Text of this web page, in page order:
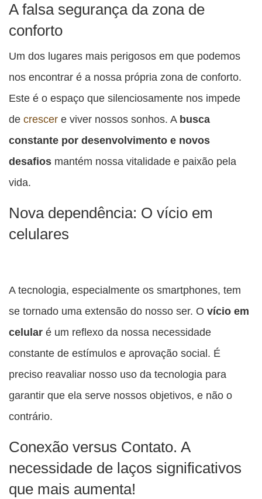
A falsa segurança da zona de
conforto
Um dos lugares mais perigosos em que podemos
nos encontrar é a nossa própria zona de conforto.
Este é o espaço que silenciosamente nos impede
de crescer e viver nossos sonhos. A busca
constante por desenvolvimento e novos
desafios mantém nossa vitalidade e paixão pela
vida.
Nova dependência: O vício em
celulares
A tecnologia, especialmente os smartphones, tem
se tornado uma extensão do nosso ser. O vício em
celular é um reflexo da nossa necessidade
constante de estímulos e aprovação social. É
preciso reavaliar nosso uso da tecnologia para
garantir que ela serve nossos objetivos, e não o
contrário.
Conexão versus Contato. A
necessidade de laços significativos
que mais aumenta!